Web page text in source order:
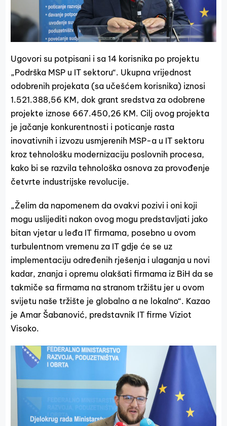
Ugovori su potpisani i sa 14 korisnika po projektu
„Podrška MSP u IT sektoru“. Ukupna vrijednost
odobrenih projekata (sa učešćem korisnika) iznosi
1.521.388,56 KM, dok grant sredstva za odobrene
projekte iznose 667.450,26 KM. Cilj ovog projekta
je jačanje konkurentnosti i poticanje rasta
inovativnih i izvozu usmjerenih MSP-a u IT sektoru
kroz tehnološku modernizaciju poslovnih procesa,
kako bi se razvila tehnološka osnova za provođenje
četvrte industrijske revolucije.
„Želim da napomenem da ovakvi pozivi i oni koji
mogu uslijediti nakon ovog mogu predstavljati jako
bitan vjetar u leđa IT firmama, posebno u ovom
turbulentnom vremenu za IT gdje će se uz
implementaciju određenih rješenja i ulaganja u novi
kadar, znanja i opremu olakšati firmama iz BiH da se
takmiče sa firmama na stranom tržištu jer u ovom
svijetu naše tržište je globalno a ne lokalno“. Kazao
je Amar Šabanović, predstavnik IT firme Viziot
Visoko.